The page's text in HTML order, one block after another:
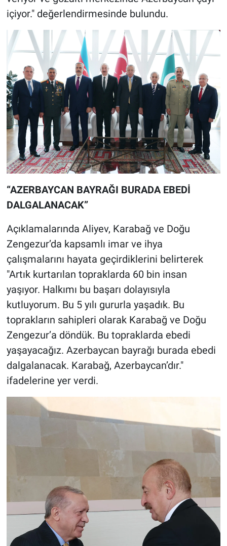
içiyor." değerlendirmesinde bulundu.
“AZERBAYCAN BAYRAĞI BURADA EBEDİ
DALGALANACAK”
Açıklamalarında Aliyev, Karabağ ve Doğu
Zengezur’da kapsamlı imar ve ihya
çalışmalarını hayata geçirdiklerini belirterek
"Artık kurtarılan topraklarda 60 bin insan
yaşıyor. Halkımı bu başarı dolayısıyla
kutluyorum. Bu 5 yılı gururla yaşadık. Bu
toprakların sahipleri olarak Karabağ ve Doğu
Zengezur’a döndük. Bu topraklarda ebedi
yaşayacağız. Azerbaycan bayrağı burada ebedi
dalgalanacak. Karabağ, Azerbaycan’dır."
ifadelerine yer verdi.